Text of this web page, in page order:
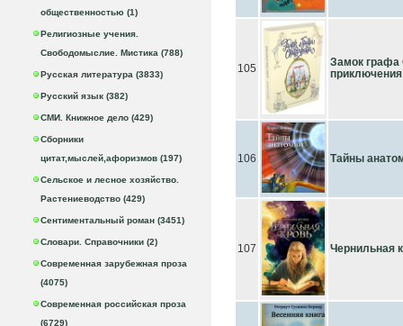
общественностью (1)
Религиозные учения.
Свободомыслие. Мистика (788)
Русская литература (3833)
Русский язык (382)
СМИ. Книжное дело (429)
Сборники
цитат,мыслей,афоризмов (197)
Сельское и лесное хозяйство.
Растениеводство (429)
Сентиментальный роман (3451)
Словари. Справочники (2)
Современная зарубежная проза
(4075)
Современная российская проза
(6729)
105
Замок
106 Тайны
107 Чернильная